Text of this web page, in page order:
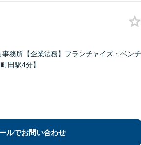
務所【企業法務】フランチャイズ・ベンチ
田駅4分】
ルでお問い合わせ